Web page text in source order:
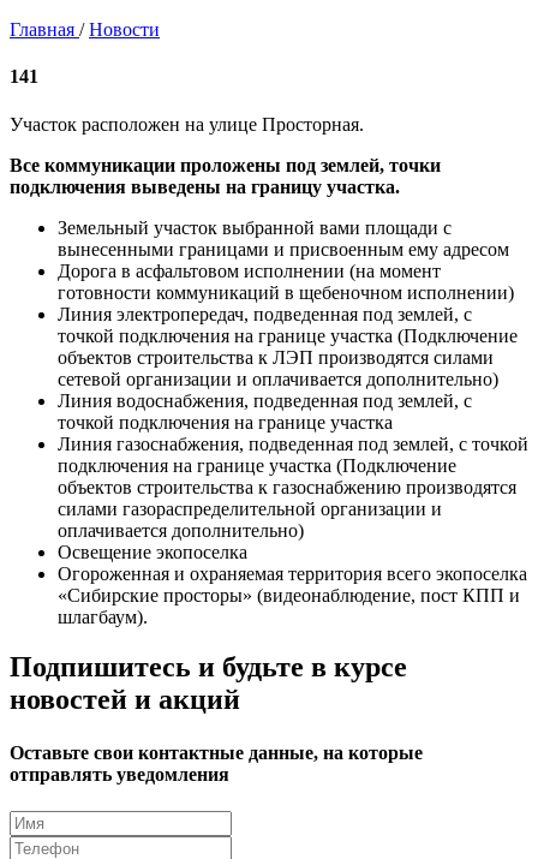
Главная / Новости
141
Участок расположен на улице Просторная.
Все коммуникации проложены под землей, точки
подключения выведены на границу участка.
Земельный участок выбранной вами площади с
вынесенными границами и присвоенным ему адресом
Дорога в асфальтовом исполнении (на момент
готовности коммуникаций в щебеночном исполнении)
Линия электропередач, подведенная под землей, с
точкой подключения на границе участка (Подключение
объектов строительства к ЛЭП производятся силами
сетевой организации и оплачивается дополнительно)
Линия водоснабжения, подведенная под землей, с
точкой подключения на границе участка
Линия газоснабжения, подведенная под землей, с точкой
подключения на границе участка (Подключение
объектов строительства к газоснабжению производятся
силами газораспределительной организации и
оплачивается дополнительно)
Освещение экопоселка
Огороженная и охраняемая территория всего экопоселка
«Сибирские просторы» (видеонаблюдение, пост КПП и
шлагбаум).
Подпишитесь и будьте в курсе
новостей и акций
Оставьте свои контактные данные, на которые
отправлять уведомления